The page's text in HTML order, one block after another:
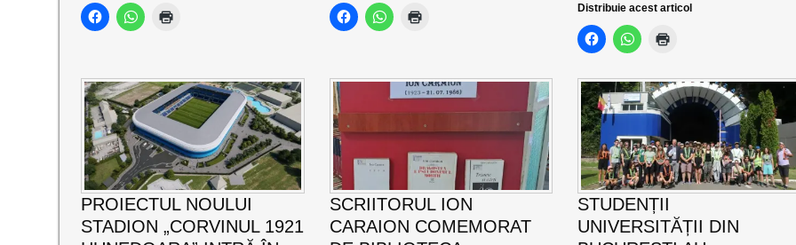
Distribuie acest articol
PROIECTUL NOULUI
STADION „CORVINUL 1921
SCRIITORUL ION
CARAION COMEMORAT
STUDENȚII
UNIVERSITĂȚII DIN